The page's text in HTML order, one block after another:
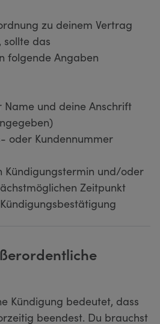
zu deinem Vertrag
sollte das
folgende Angaben
und deine Anschrift
oder Kundennummer
Kündigungstermin und/oder
Zeitpunkt
Kündigung bedeutet, dass
beendest. Du brauchst